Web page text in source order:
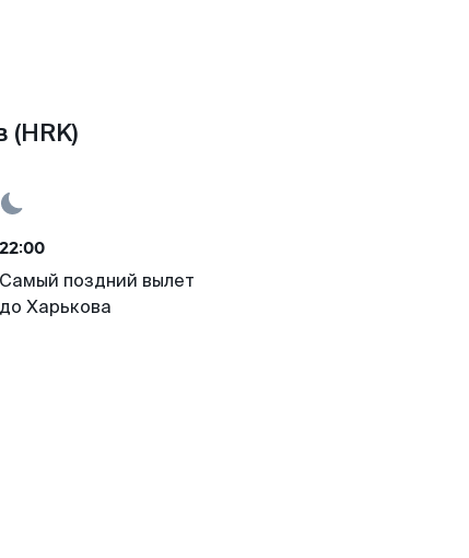
22:00
Самый поздний вылет
до Харькова